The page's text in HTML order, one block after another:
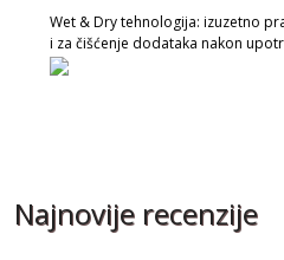
Wet & Dry tehnologija: izuzetno
i za čišćenje dodataka nakon
Najnovije recenzije